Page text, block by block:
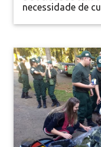
necessidade de
serventia. Na
projeto realizado
evitar que
Notícias
Educação